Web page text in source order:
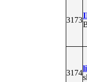
3173
3174